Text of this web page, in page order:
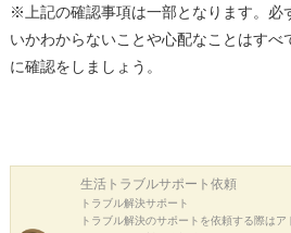
※上記の確認事項は一部となります。必
いかわからないことや心配なことはすべ
に確認をしましょう。
生活トラブルサポート依頼
トラブル解決サポート
トラブル解決のサポートを依頼する際は